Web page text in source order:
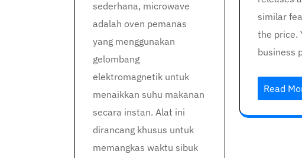
sederhana, microwave
adalah oven pemanas
yang menggunakan
gelombang
elektromagnetik untuk
menaikkan suhu makanan
secara instan. Alat ini
dirancang khusus untuk
memangkas waktu sibuk
similar
the price.
business
Read